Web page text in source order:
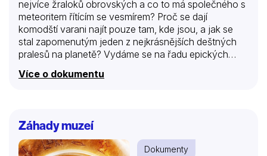
nejvíce žraloků obrovských a co to má společného s
meteoritem řítícím se vesmírem? Proč se dají
komodští varani najít pouze tam, kde jsou, a jak se
stal zapomenutým jeden z nejkrásnějších deštných
pralesů na planetě? Vydáme se na řadu epických
abychom odhalili některé z největších záhad přírody,
svět v afrických mracích a válku paviánů.
Více o dokumentu
Záhady muzeí
Dokumenty